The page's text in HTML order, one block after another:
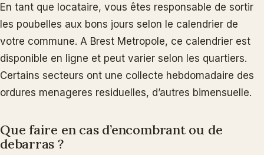
En tant que locataire, vous êtes responsable de sortir
les poubelles aux bons jours selon le calendrier de
votre commune. A Brest Metropole, ce calendrier est
disponible en ligne et peut varier selon les quartiers.
Certains secteurs ont une collecte hebdomadaire des
ordures menageres residuelles, d’autres bimensuelle.
Que faire en cas d’encombrant ou de
debarras ?